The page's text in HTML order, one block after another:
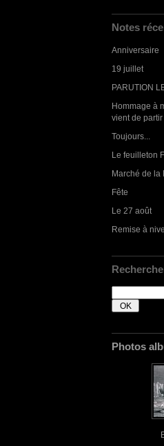
Notes
Anniversaire
19 juillet
PARUTION
Hommage à
vient de partir
Toujours...
Le feuilleton
Marché de la
Fête
Le 27 août
Remise à
Photos